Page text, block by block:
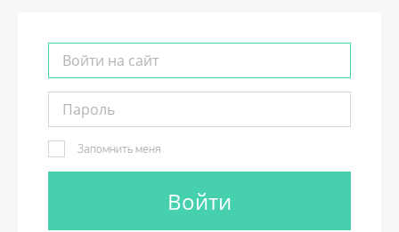
Запомнить меня